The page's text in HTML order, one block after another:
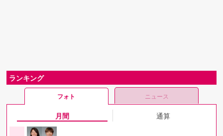
ランキング
フォト ニュース
月間 通算